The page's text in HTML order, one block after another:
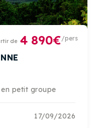
de 4 890€/pers
petit groupe
17/09/2026